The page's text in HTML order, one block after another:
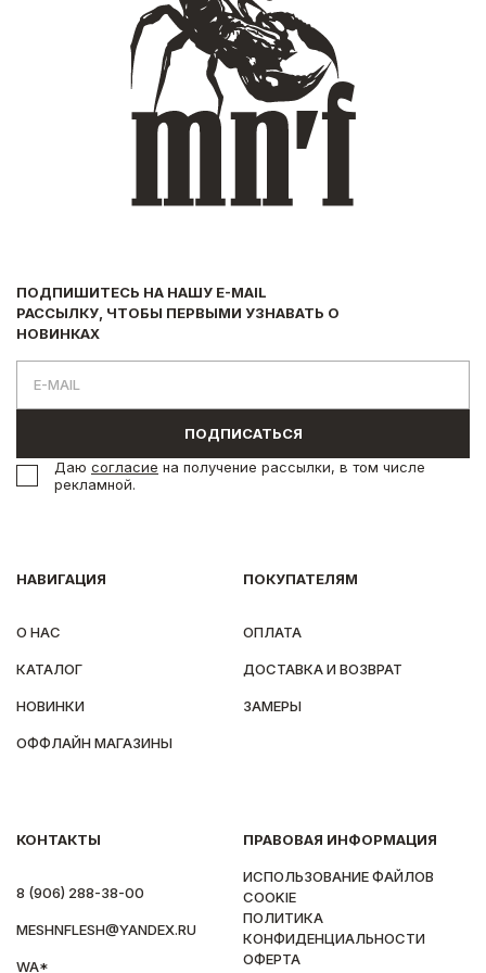
НАВИГАЦИЯ
О НАС
КАТАЛОГ
НОВИНКИ
ОФФЛАЙН МАГАЗИНЫ
ПОКУПАТЕЛЯМ
ОПЛАТА
ДОСТАВКА И ВОЗВРАТ
ЗАМЕРЫ
КОНТАКТЫ
8 (906) 288-38-00
MESHNFLESH@YANDEX.RU
WA*
ПРАВОВАЯ ИНФОРМАЦИЯ
ИСПОЛЬЗОВАНИЕ ФАЙЛОВ
COOKIE
ПОЛИТИКА
КОНФИДЕНЦИАЛЬНОСТИ
ОФЕРТА
ПОДПИШИТЕСЬ НА НАШУ E-MAIL
РАССЫЛКУ, ЧТОБЫ ПЕРВЫМИ УЗНАВАТЬ О
НОВИНКАХ
ПОДПИСАТЬСЯ
Даю согласие на получение рассылки, в том числе
рекламной.